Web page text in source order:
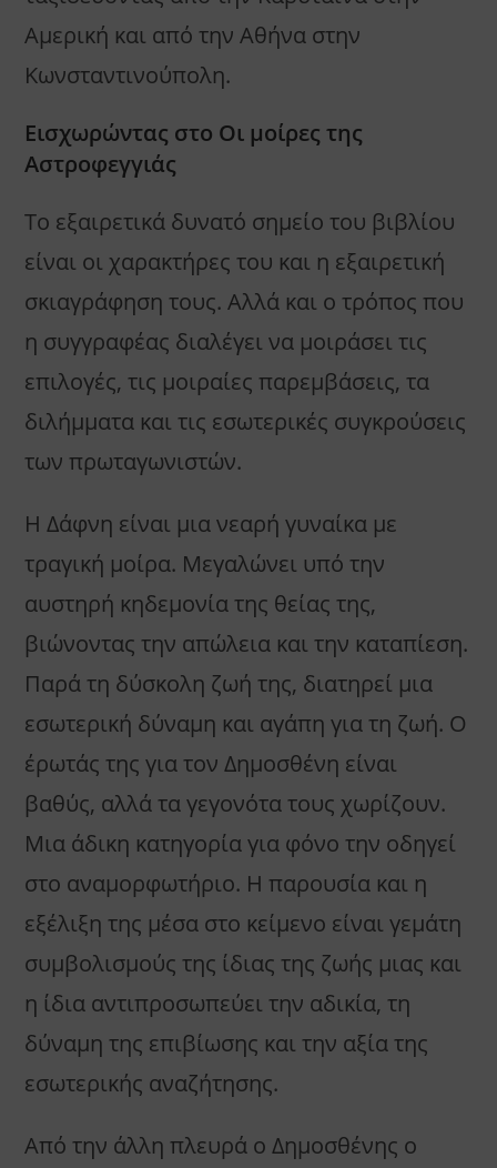
Αμερική και από την Αθήνα στην
Κωνσταντινούπολη.
Εισχωρώντας στο Οι μοίρες της
Αστροφεγγιάς
Το εξαιρετικά δυνατό σημείο του βιβλίου
είναι οι χαρακτήρες του και η εξαιρετική
σκιαγράφηση τους. Αλλά και ο τρόπος που
η συγγραφέας διαλέγει να μοιράσει τις
επιλογές, τις μοιραίες παρεμβάσεις, τα
διλήμματα και τις εσωτερικές συγκρούσεις
των πρωταγωνιστών.
Η Δάφνη είναι μια νεαρή γυναίκα με
τραγική μοίρα. Μεγαλώνει υπό την
αυστηρή κηδεμονία της θείας της,
βιώνοντας την απώλεια και την καταπίεση.
Παρά τη δύσκολη ζωή της, διατηρεί μια
εσωτερική δύναμη και αγάπη για τη ζωή. Ο
έρωτάς της για τον Δημοσθένη είναι
βαθύς, αλλά τα γεγονότα τους χωρίζουν.
Μια άδικη κατηγορία για φόνο την οδηγεί
στο αναμορφωτήριο. Η παρουσία και η
εξέλιξη της μέσα στο κείμενο είναι γεμάτη
συμβολισμούς της ίδιας της ζωής μιας και
η ίδια αντιπροσωπεύει την αδικία, τη
δύναμη της επιβίωσης και την αξία της
εσωτερικής αναζήτησης.
Από την άλλη πλευρά ο Δημοσθένης ο